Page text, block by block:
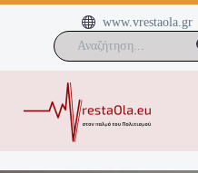

 www.vrestaola.gr